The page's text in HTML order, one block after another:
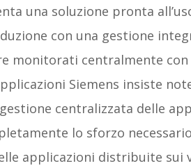
una soluzione pronta
con una gestione
monitorati centralmente
Siemens insiste
centralizzata delle
lo sforzo
applicazioni distribuite sui